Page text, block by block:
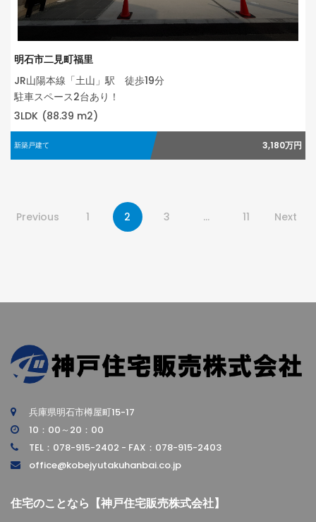
明石市二見町福里
JR山陽本線「土山」駅 徒歩19分
駐車スペース2台あり！
3LDK (88.39 m2)
新築戸建て 3,180万円
Previous 1 2 3 … 11 Next
兵庫県明石市樽屋町15-17
10：00～20：00
TEL：078-915-2402 - FAX：078-915-2403
office@kobejyutakuhanbai.co.jp
住宅のことなら【神戸住宅販売株式会社】